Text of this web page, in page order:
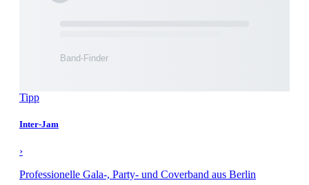
Tipp
Inter-Jam
›
Professionelle Gala-, Party- und Coverband aus Berlin